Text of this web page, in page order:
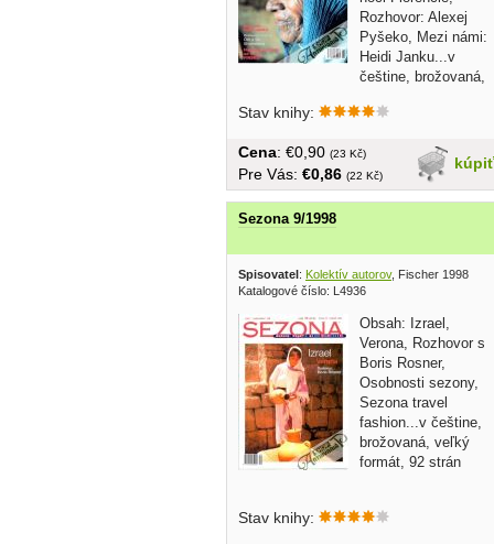
Rozhovor: Alexej
Pyšeko, Mezi námi:
Heidi Janku...v
češtine, brožovaná,
Stav knihy:
kúpiť
Cena: €0,90 (23 Kč)
Pre Vás: €0,86 (22 Kč)
Sezona 9/1998
Spisovatel : Kolektív autorov, Fischer 1998
Katalogové číslo: L4936
Obsah: Izrael,
Verona, Rozhovor s
Boris Rosner,
Osobnosti sezony,
Sezona travel
fashion...v češtine,
brožovaná, veľký
formát, 92 strán
Stav knihy: